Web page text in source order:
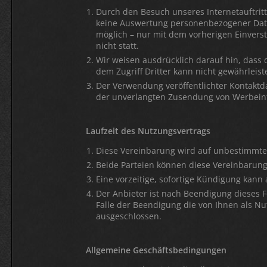
Durch den Besuch unseres
keine Auswertung personenbezogener
möglich – nur mit dem vorherigen
nicht statt.
Wir weisen ausdrücklich darauf hin, dass
dem Zugriff Dritter kann nicht
Der Verwendung veröffentlichter
der unverlangten Zusendung von
Laufzeit des Nutzungsvertrags
Diese Vereinbarung wird auf
Beide Parteien können diese
Eine vorzeitige, sofortige Kündigung
Der Anbieter ist nach Beendigung
Falle der Beendigung die von Ihnen als
ausgeschlossen.
Allgemeine Geschäftsbedingungen